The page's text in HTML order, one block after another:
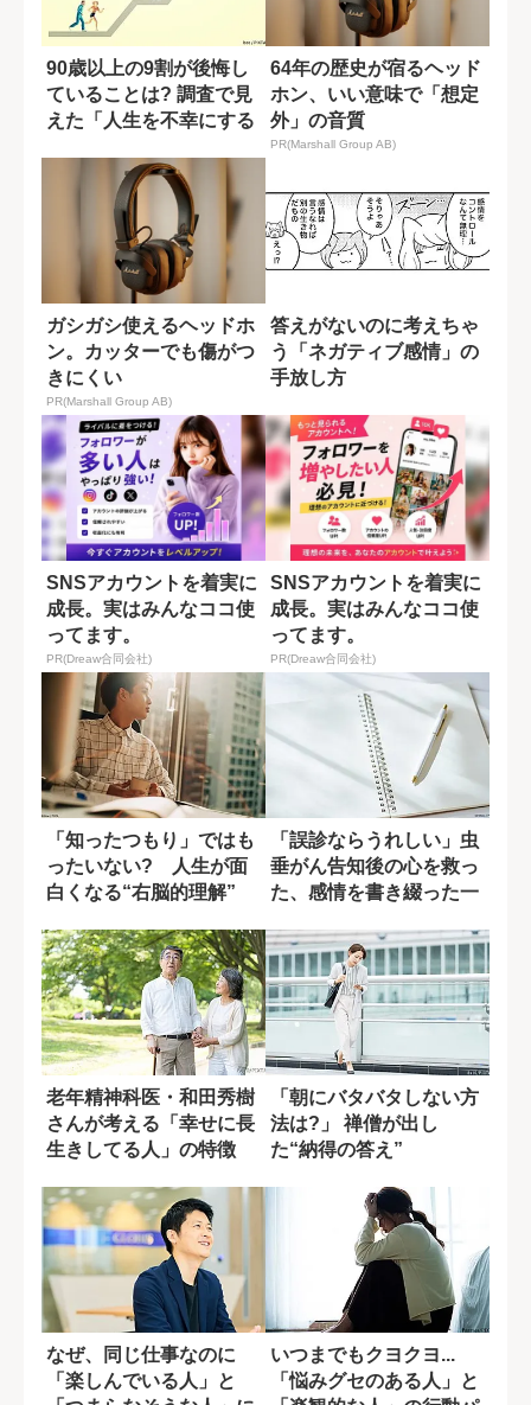
90歳以上の9割が後悔し
ていることは? 調査で見
えた「人生を不幸にする
64年の歴史が宿るヘッド
ホン、いい意味で「想定
外」の音質
PR(Marshall Group AB)
ガシガシ使えるヘッドホ
ン。カッターでも傷がつ
きにくい
PR(Marshall Group AB)
答えがないのに考えちゃ
う「ネガティブ感情」の
手放し方
SNSアカウントを着実に
成長。実はみんなココ使
ってます。
PR(Dreaw合同会社)
SNSアカウントを着実に
成長。実はみんなココ使
ってます。
PR(Dreaw合同会社)
「知ったつもり」ではも
ったいない? 人生が面
白くなる“右脳的理解”
「誤診ならうれしい」虫
垂がん告知後の心を救っ
た、感情を書き綴った一
老年精神科医・和田秀樹
さんが考える「幸せに長
生きしてる人」の特徴
「朝にバタバタしない方
法は?」 禅僧が出し
た“納得の答え”
なぜ、同じ仕事なのに
「楽しんでいる人」と
いつまでもクヨクヨ...
「悩みグセのある人」と